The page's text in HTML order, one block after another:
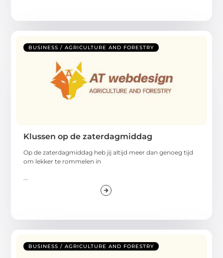
BUSINESS / AGRICULTURE AND FORESTRY
Klussen op de zaterdagmiddag
Op de zaterdagmiddag heb jij altijd meer dan genoeg tijd
om lekker te rommelen in
BUSINESS / AGRICULTURE AND FORESTRY